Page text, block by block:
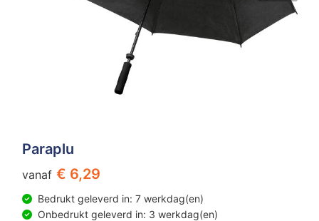
Paraplu
vanaf € 6,29
Bedrukt geleverd in: 7 werkdag(en)
Onbedrukt geleverd in: 3 werkdag(en)